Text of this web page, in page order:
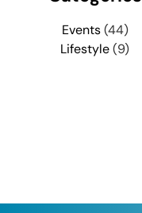
Events(44)
Lifestyle(9)